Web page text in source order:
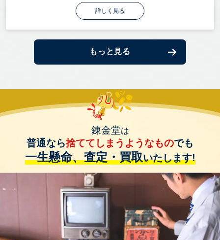
詳しく見る
もっと見る
錬金堂は
普通なら捨ててしまうようなものでも
一生懸命、査定・買取いたします!